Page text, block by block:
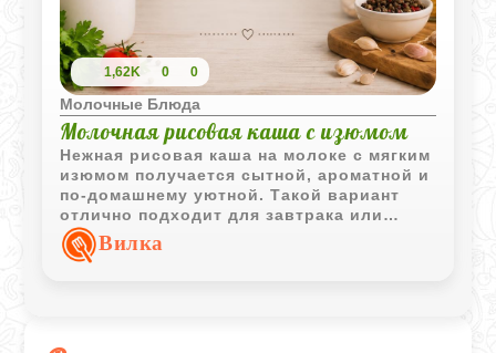
1,62K 0 0
Молочные Блюда
Молочная рисовая каша с изюмом
Нежная рисовая каша на молоке с мягким
изюмом получается сытной, ароматной и
по-домашнему уютной. Такой вариант
отлично подходит для завтрака или
лёгкого семейного ужина.
Вилка